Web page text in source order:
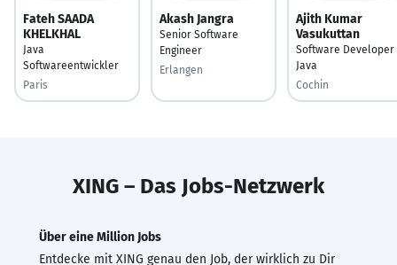
Fateh SAADA
KHELKHAL
Java
Softwareentwickler
Paris
Akash Jangra
Senior Software
Engineer
Erlangen
Ajith Kumar
Vasukuttan
Software Developer
Java
Cochin
XING – Das Jobs-Netzwerk
Über eine Million Jobs
Entdecke mit XING genau den Job, der wirklich zu Dir